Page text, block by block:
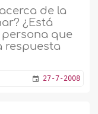
de la
¿Está
que
respuesta
27-7-2008